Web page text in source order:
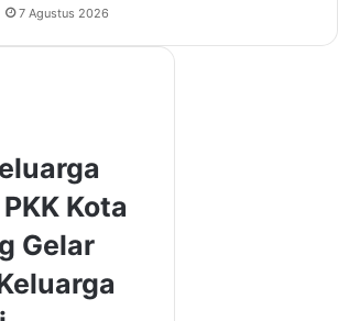
7 Agustus 2026